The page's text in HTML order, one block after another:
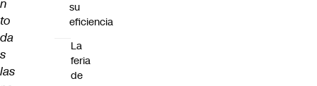
n
to
da
s
las
su
eficiencia
La
feria
de